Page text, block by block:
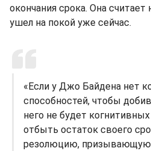
окончания срока. Она
ушел на покой уже сейчас.
«Если у Джо Байдена нет
способностей, чтобы
него не будет
отбыть остаток своего
резолюцию, призывающую